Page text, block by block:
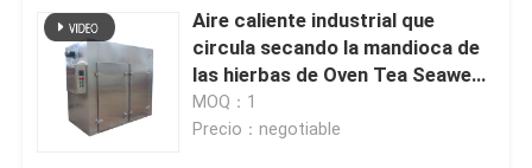
Aire caliente industrial que
circula secando la mandioca de
las hierbas de Oven Tea Seaweed
Chips Tobacco
MOQ：1
Precio：negotiable